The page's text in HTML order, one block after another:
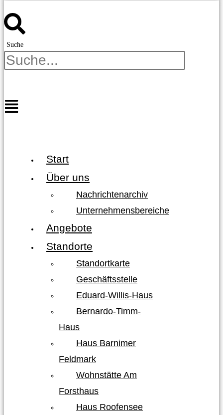
Suche
Start
Über uns
Nachrichtenarchiv
Unternehmensbereiche
Angebote
Standorte
Standortkarte
Geschäftsstelle
Eduard-Willis-Haus
Bernardo-Timm-
Haus
Haus Barnimer
Feldmark
Wohnstätte Am
Forsthaus
Haus Roofensee